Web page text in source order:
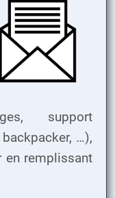
support
…),
en remplissant